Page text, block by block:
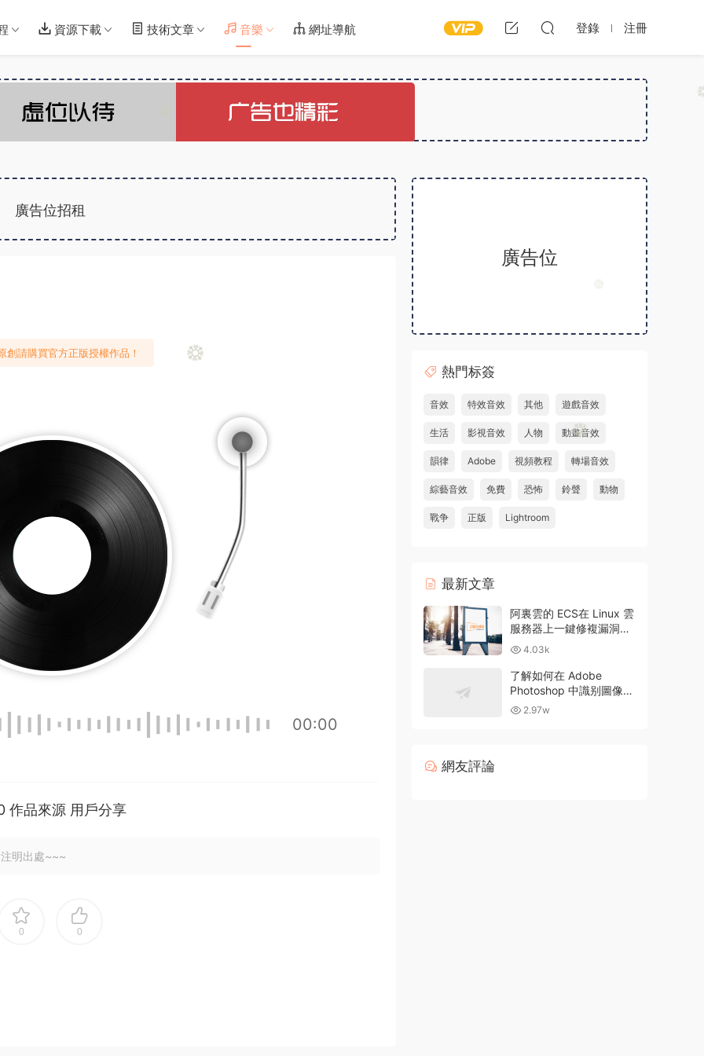
資源下載 技術文章 音樂 網址導航 登錄 注冊
廣告位招租
創請購買官方正版授權作品！
00:00
作品來源 用戶分享
明出處~~~
0 0
廣告位
熱門标簽
音效 特效音效 其他 遊戲音效
生活 影視音效 人物 動畫音效
韻律 Adobe 視頻教程 轉場音效
綜藝音效 免費 恐怖 鈴聲 動物
戰争 正版 Lightroom
最新文章
阿裏雲的 ECS在 Linux 雲
服務器上一鍵修複漏洞和
升級方法
4.03k
了解如何在 Adobe
Photoshop 中識别圖像中
的現有字體
2.97w
網友評論